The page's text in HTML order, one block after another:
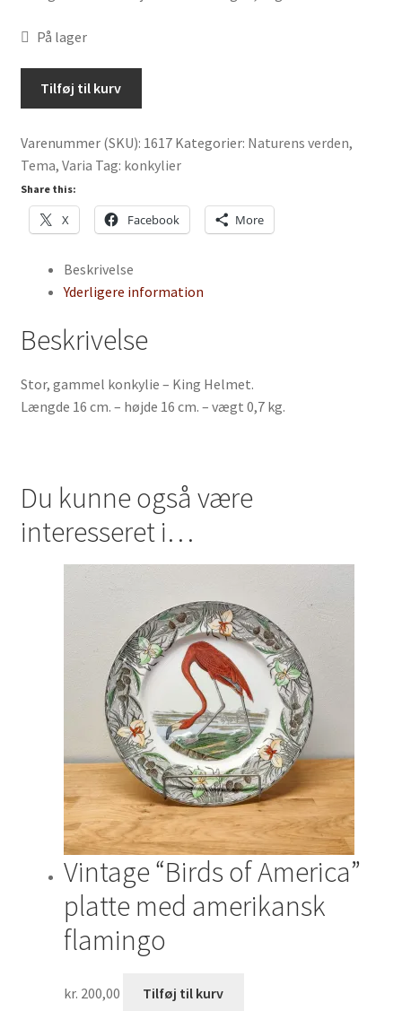
På lager
gammel
-
King
Helmet
antal
Tilføj til kurv
Varenummer (SKU): 1617 Kategorier: Naturens verden,
Tema, Varia Tag: konkylier
Share this:
X Facebook More
Beskrivelse
Yderligere information
Beskrivelse
Stor, gammel konkylie – King Helmet.
Længde 16 cm. – højde 16 cm. – vægt 0,7 kg.
Du kunne også være
interesseret i…
Vintage “Birds of America”
platte med amerikansk
flamingo
kr. 200,00 Tilføj til kurv